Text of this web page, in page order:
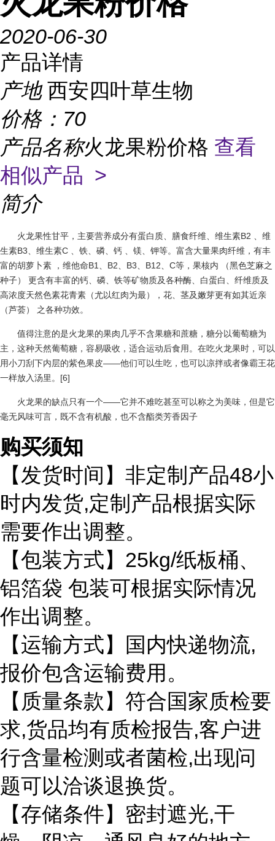
2020-06-30
产品详情
产地 西安四叶草生物
价格： 70
产品名称火龙果粉价格 查看
相似产品 >
简介
火龙果性甘平，主要营养成分有蛋白质、膳食纤维、维生素B2 、维
生素B3、维生素C 、铁、磷、钙 、镁、钾等。富含大量果肉纤维，有丰
富的胡萝卜素 ，维他命B1、B2、B3、B12、C等，果核内 （黑色芝麻之
种子） 更含有丰富的钙、磷、铁等矿物质及各种酶、白蛋白、纤维质及
高浓度天然色素花青素（尤以红肉为最），花、茎及嫩芽更有如其近亲
（芦荟） 之各种功效。
值得注意的是火龙果的果肉几乎不含果糖和蔗糖，糖分以葡萄糖为
主，这种天然葡萄糖，容易吸收，适合运动后食用。在吃火龙果时，可以
用小刀刮下内层的紫色果皮——他们可以生吃，也可以凉拌或者像霸王花
一样放入汤里。[6]
火龙果的缺点只有一个——它并不难吃甚至可以称之为美味，但是它
毫无风味可言，既不含有机酸，也不含酯类芳香因子
购买须知
【发货时间】非定制产品48小
时内发货,定制产品根据实际
需要作出调整。
【包装方式】 25kg/纸板桶、
铝箔袋 包装可根据实际情况
作出调整。
【运输方式】国内快递物流,
报价包含运输费用。
【质量条款】符合国家质检要
求,货品均有质检报告,客户进
行含量检测或者菌检,出现问
题可以洽谈退换货。
【存储条件】密封遮光,干